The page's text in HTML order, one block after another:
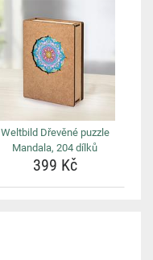
Weltbild Dřevěné puzzle
Mandala, 204 dílků
399 Kč